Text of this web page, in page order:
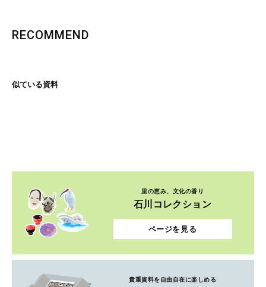
RECOMMEND
似ている資料
里の恵み、文化の香り
石川コレクション
ページを見る
貴重資料を自由自在に楽しめる